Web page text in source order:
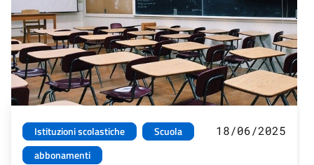
Istituzioni scolastiche
Scuola
abbonamenti
18/06/2025